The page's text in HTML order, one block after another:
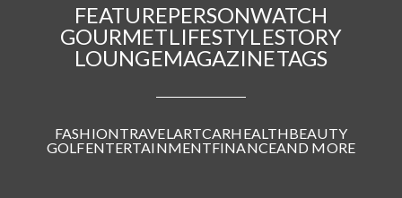
FEATUREPERSONWATCH
GOURMETLIFESTYLESTORY
LOUNGEMAGAZINETAGS
FASHIONTRAVEL ARTCARHEALTHBEAUTY
GOLFENTERTAINMENTFINANCEAND MORE